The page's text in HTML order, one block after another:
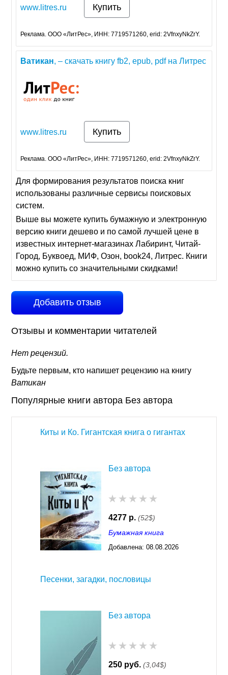
www.litres.ru Купить
Реклама. ООО «ЛитРес», ИНН: 7719571260, erid: 2VfnxyNkZrY.
Ватикан, – скачать книгу fb2, epub, pdf на Литрес
www.litres.ru Купить
Реклама. ООО «ЛитРес», ИНН: 7719571260, erid: 2VfnxyNkZrY.
Для формирования результатов поиска книг
использованы различные сервисы поисковых
систем.
Выше вы можете купить бумажную и электронную
версию книги дешево и по самой лучшей цене в
известных интернет-магазинах Лабиринт, Читай-
Город, Буквоед, МИФ, Озон, book24, Литрес. Книги
можно купить со значительными скидками!
Добавить отзыв
Отзывы и комментарии читателей
Нет рецензий.
Будьте первым, кто напишет рецензию на книгу
Ватикан
Популярные книги автора Без автора
Киты и Ко. Гигантская книга о гигантах
Без автора
4277 р. (52$)
Бумажная книга
Добавлена: 08.08.2026
Песенки, загадки, пословицы
Без автора
250 руб. (3,04$)